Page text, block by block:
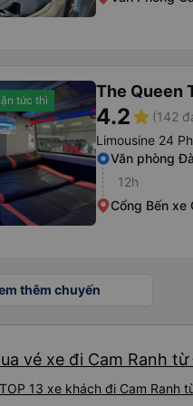
tức thì The Queen
4.2star (142
Limousine 24
Văn phòng
12h
Cổng Bến xe
thêm chuyến
vé xe đi Cam Ranh
13 xe khách đi Cam